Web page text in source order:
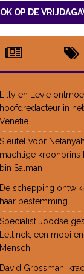
OP DE
Lilly en Levie
hoofdredacteur in
Venetië
Sleutel voor
machtige kroonprins
bin Salman
De schepping
haar bestemming
Specialist Joodse
Lettinck, een mooi
Mensch
David Grossman: